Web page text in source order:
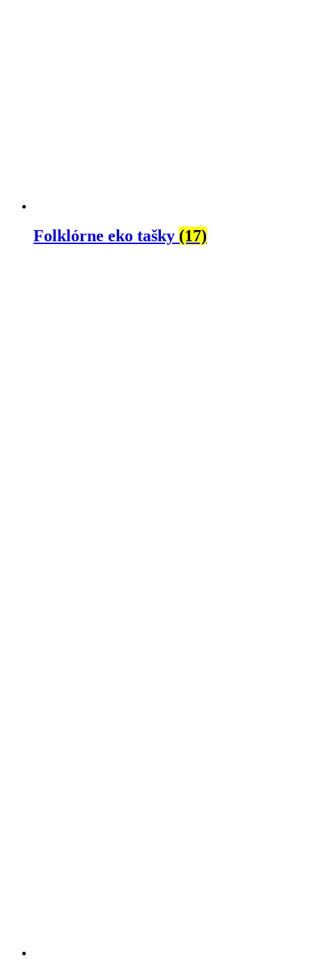
Folklórne eko tašky (17)